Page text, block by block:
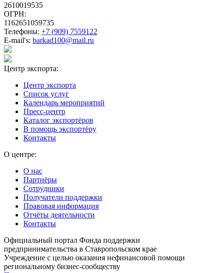
2610019535
ОГРН:
1162651059735
Телефоны: +7 (909) 7559122
E-mail's: barkad100@mail.ru
Центр экспорта:
Центр экспорта
Список услуг
Календарь мероприятий
Пресс-центр
Каталог экспортёров
В помощь экспортёру
Контакты
О центре:
О нас
Партнёры
Сотрудники
Получатели поддержки
Правовая информация
Отчёты деятельности
Контакты
Официальный портал Фонда поддержки
предпринимательства в Ставропольском крае
Учреждение с целью оказания нефинансовой помощи
региональному бизнес-сообществу